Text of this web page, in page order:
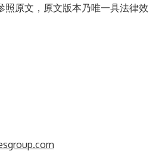
照原文，原文版本乃唯一具法律效